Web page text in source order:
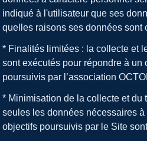
indiqué à l'utilisateur que ses
quelles raisons ses données sont
* Finalités limitées : la collecte et
sont exécutés pour répondre à un
poursuivis par l’association
* Minimisation de la collecte et du
seules les données nécessaires
objectifs poursuivis par le Site